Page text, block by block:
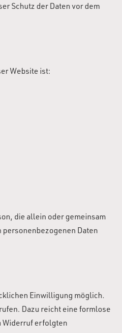
Schutz der Daten vor dem
Website ist:
die allein oder gemeinsam
Daten
Einwilligung möglich.
Dazu reicht eine formlose
Widerruf erfolgten